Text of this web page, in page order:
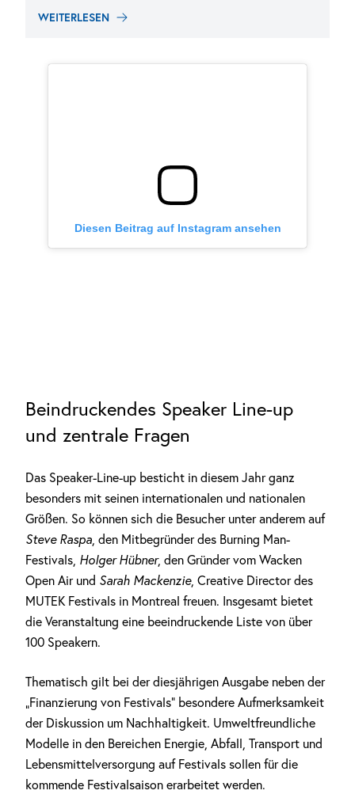
WEITERLESEN
Diesen Beitrag auf Instagram ansehen
Beindruckendes Speaker Line-up
und zentrale Fragen
Das Speaker-Line-up besticht in diesem Jahr ganz
besonders mit seinen internationalen und nationalen
Größen. So können sich die Besucher unter anderem auf
Steve Raspa, den Mitbegründer des Burning Man-
Festivals, Holger Hübner, den Gründer vom Wacken
Open Air und Sarah Mackenzie, Creative Director des
MUTEK Festivals in Montreal freuen. Insgesamt bietet
die Veranstaltung eine beeindruckende Liste von über
100 Speakern.
Thematisch gilt bei der diesjährigen Ausgabe neben der
„Finanzierung von Festivals“ besondere Aufmerksamkeit
der Diskussion um Nachhaltigkeit. Umweltfreundliche
Modelle in den Bereichen Energie, Abfall, Transport und
Lebensmittelversorgung auf Festivals sollen für die
kommende Festivalsaison erarbeitet werden.